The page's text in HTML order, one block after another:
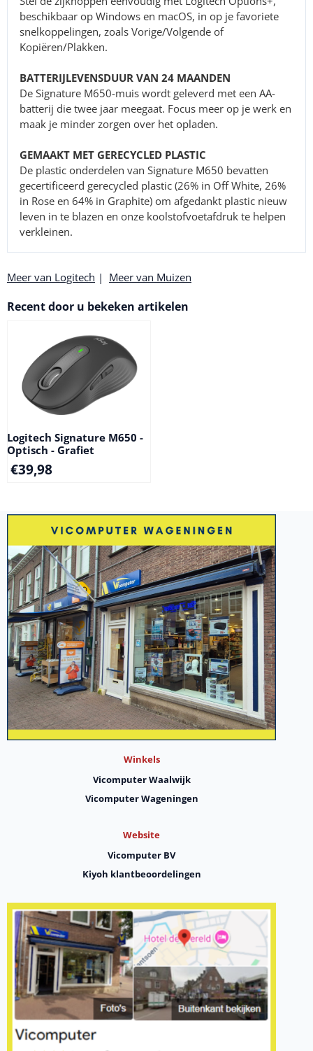
beschikbaar op Windows en macOS, in op je favoriete
snelkoppelingen, zoals Vorige/Volgende of
Kopiëren/Plakken.
BATTERIJLEVENSDUUR VAN 24 MAANDEN
De Signature M650-muis wordt geleverd met een AA-
batterij die twee jaar meegaat. Focus meer op je werk en
maak je minder zorgen over het opladen.
GEMAAKT MET GERECYCLED PLASTIC
De plastic onderdelen van Signature M650 bevatten
gecertificeerd gerecycled plastic (26% in Off White, 26%
in Rose en 64% in Graphite) om afgedankt plastic nieuw
leven in te blazen en onze koolstofvoetafdruk te helpen
verkleinen.
Meer van Logitech | Meer van Muizen
Recent door u bekeken artikelen
Logitech Signature M650 -
Optisch - Grafiet
€39,98
Winkels
Vicomputer Waalwijk
Vicomputer Wageningen
Website
Vicomputer BV
Kiyoh klantbeoordelingen